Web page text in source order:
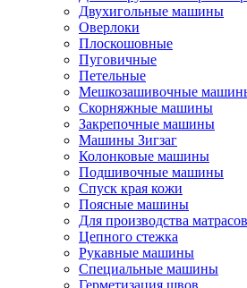
Двухигольные машины
Оверлоки
Плоскошовные
Пуговичные
Петельные
Мешкозашивочные
Скорняжные машины
Закрепочные машины
Машины Зигзаг
Колонковые машины
Подшивочные машины
Спуск края кожи
Поясные машины
Для производства матрасов
Цепного стежка
Рукавные машины
Специальные машины
Герметизация швов